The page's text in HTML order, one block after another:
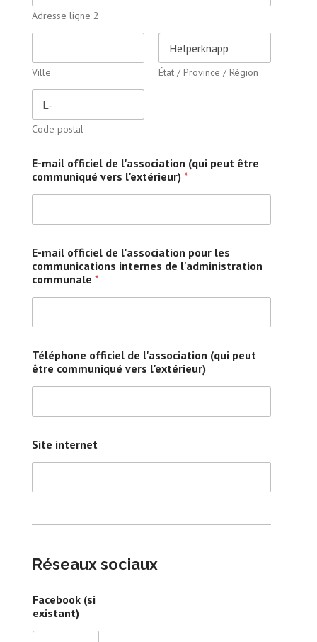
Adresse ligne 2
Ville État / Province / Région
Code postal
E-mail officiel de l'association (qui peut être
communiqué vers l'extérieur) *
E-mail officiel de l'association pour les
communications internes de l'administration
communale *
Téléphone officiel de l'association (qui peut
être communiqué vers l'extérieur)
Site internet
Réseaux sociaux
Facebook (si
existant)